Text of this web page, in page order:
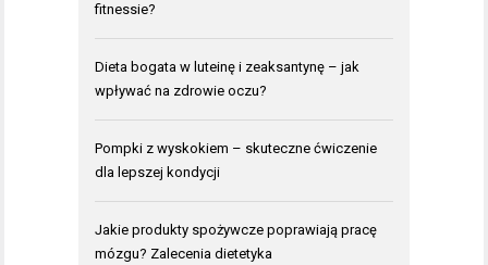
fitnessie?
Dieta bogata w luteinę i zeaksantynę – jak
wpływać na zdrowie oczu?
Pompki z wyskokiem – skuteczne ćwiczenie
dla lepszej kondycji
Jakie produkty spożywcze poprawiają pracę
mózgu? Zalecenia dietetyka